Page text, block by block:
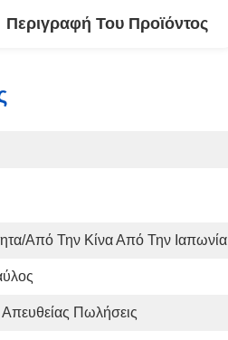
Περιγραφή Του Προϊόντος
από Την Κίνα Από Την Ιαπωνία
Απευθείας Πωλήσεις